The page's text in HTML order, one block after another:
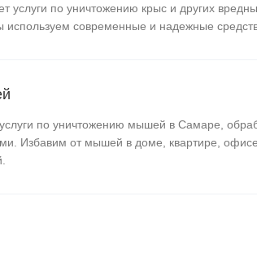
услуги по уничтожению крыс и других
используем современные и надежные
по уничтожению мышей в Самаре,
Избавим от мышей в доме, квартире,